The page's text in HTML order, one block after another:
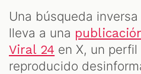
Una búsqueda
lleva a una
Viral 24 en X, un
reproducido